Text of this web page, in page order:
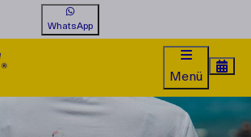
WhatsApp
Menü